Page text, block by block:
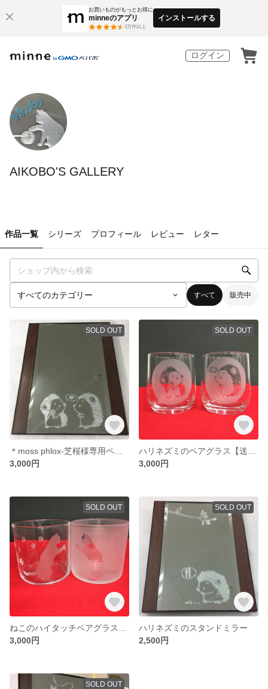
お買いものがもっとお得に
minneのアプリ
3万件以上
インストールする
ログイン
AIKOBO'S GALLERY
作品一覧 シリーズ プロフィール レビュー レター
すべて 販売中
SOLD OUT
3,000円
SOLD OUT
3,000円
SOLD OUT
3,000円
SOLD OUT
ハリネズミのスタンドミラー
2,500円
SOLD OUT